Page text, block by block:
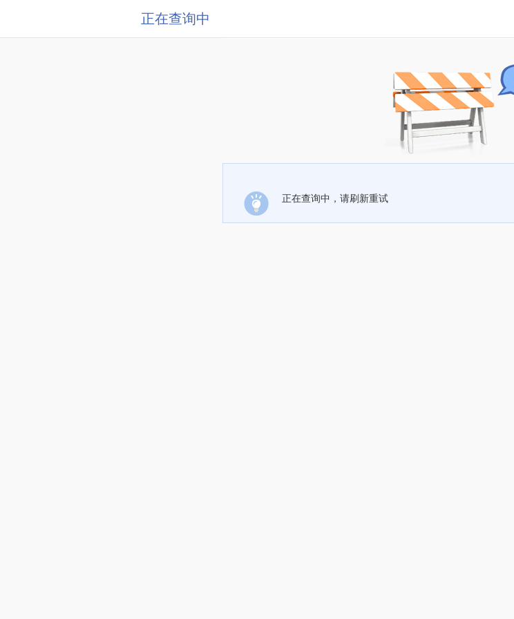
正在查询中
正在查询中，请刷新重试